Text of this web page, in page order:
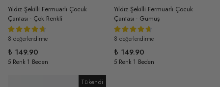
Yıldız Şekilli Fermuarlı Çocuk
Çantası - Çok Renkli
8 değerlendirme
₺ 149.90
5 Renk 1 Beden
Yıldız Şekilli Fermuarlı Çocuk
Çantası - Gümüş
8 değerlendirme
₺ 149.90
5 Renk 1 Beden
Tükendi